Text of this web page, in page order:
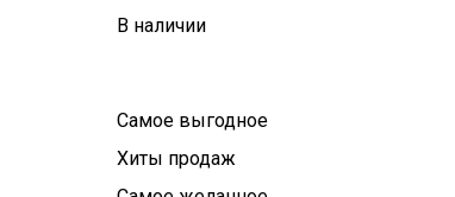
В наличии
Самое выгодное
Хиты продаж